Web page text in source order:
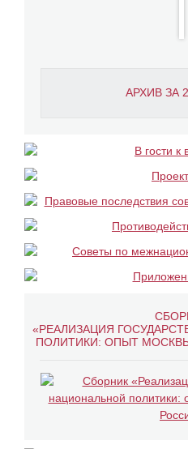
АРХИВ ЗА
«РЕАЛИЗАЦИЯ
ПОЛИТИКИ: ОПЫТ